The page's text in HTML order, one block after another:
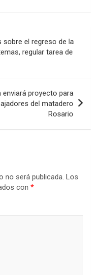
el regreso de la
regular tarea de
enviará proyecto para
del matadero
Rosario
no será publicada. Los
con *